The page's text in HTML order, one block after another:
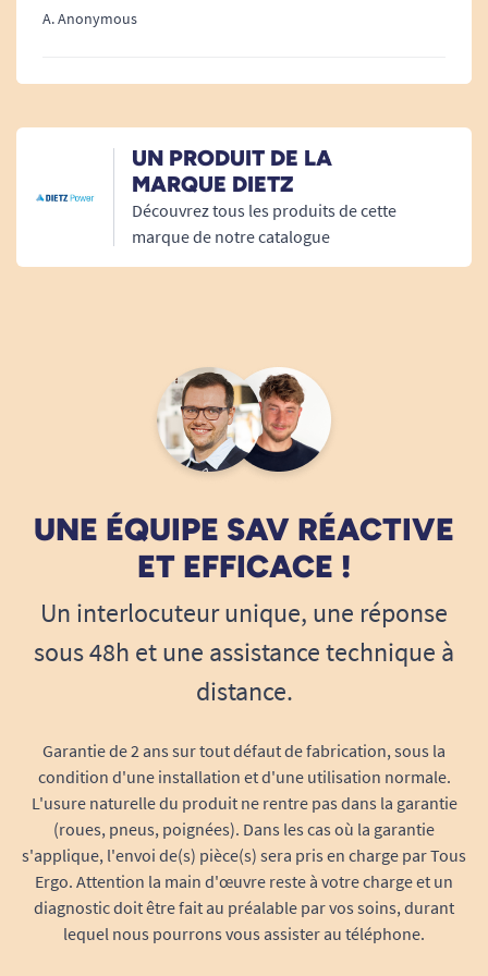
permet de pivoter en douceur à 360°, pour
sans besoin de lever ou de repositionner
les jambes difficilement.
Simplicité d’utilisation :
l’élévateur.
Compatibilité parfaite :ce dispositif est
exclusivement adapté à l’élévateur de bain
Kanjo Eco +, garantissant une intégration
pendant toute la durée de l’utilisation.
Réduit les efforts physiques : que ce soit
pour la personne qui entre dans la
baignoire ou pour l’aidant, le disque réduit
la nécessité de manipulations
contraignantes. Il suffit de pivoter, sans
porter ni soulever le corps.
lors du bain
Sécurité renforcée :la base du disque est
conçue pour adhérer parfaitement au siège
de l’élévateur Kanjo Eco +. La rotation est
fluide tout en restant maîtrisée, permettant
une manipulation sans à-coups qui
minimise tout risque de glissade ou de
A. Anonymous
UN PRODUIT DE LA
MARQUE DIETZ
Découvrez tous les produits de cette
marque de notre catalogue
UNE ÉQUIPE SAV RÉACTIVE
ET EFFICACE !
Un interlocuteur unique, une réponse
sous 48h et une assistance technique à
distance.
Garantie de 2 ans sur tout défaut de fabrication, sous la
condition d'une installation et d'une utilisation normale.
L'usure naturelle du produit ne rentre pas dans la garantie
(roues, pneus, poignées). Dans les cas où la garantie
s'applique, l'envoi de(s) pièce(s) sera pris en charge par Tous
Ergo. Attention la main d'œuvre reste à votre charge et un
diagnostic doit être fait au préalable par vos soins, durant
lequel nous pourrons vous assister au téléphone.